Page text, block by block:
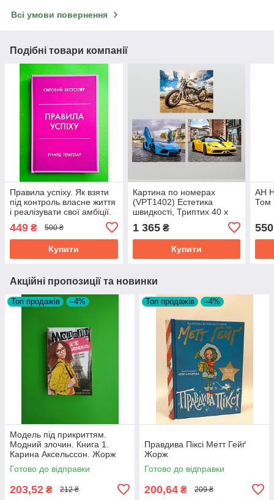
Всі умови повернення
Подібні товари компанії
Правила успіху. Як взяти
під контроль власне життя
і реалізувати свої амбіції.
Publishing
449 ₴ 500 ₴
Купити
Картина по номерах
(VPT1402) Естетика
швидкості, Триптих 40 х
1 365₴
Купити
АН
Том
550
Акційні пропозиції та новинки
Топ продажів –4%
Модель під прикриттям.
Модний злочин. Книга 1.
Карина Аксельссон. Жорж
Готово до відправки
203,52 ₴ 212 ₴
Топ продажів –4%
Правдива Піксі Метт Гейґ
Жорж
Готово до відправки
200,64 ₴ 209 ₴